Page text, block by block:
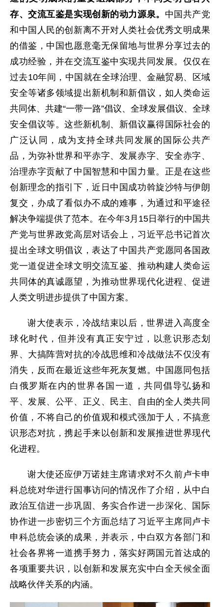
存、交流互鉴是实现创新的动力源泉。 中国共产党
和中国人民的创新离不开对人类社会优秀文明成果
的借鉴，中国也愿意毫无保留地与世界分享过去的
成功经验，并在交流互鉴中实现共同发展。仅仅在
过去10年间，中国就在全球治理、金融贸易、区域
安全等诸多领域提出新机制和新倡议，如人类命运
共同体、共建“一带一路”倡议、全球发展倡议、全球
安全倡议等。这些新机制、新倡议赢得国际社会的
广泛认同，成为支持全球共同发展的国际公共产
品，为弥补世界和平赤字、发展赤字、安全赤字、
治理赤字贡献了中国智慧和中国力量。正是在这些
创新理念的指引下，近日中国成功斡旋沙特与伊朗
复交，办成了看似办不成的难事，为通过和平途径
解决争端提供了范本。在今年3月15日举行的中国共
产党与世界政党高层对话会上，习近平总书记首次
提出全球文明倡议，表达了中国共产党愿同各国政
党一道促进全球文明交流互鉴、推动构建人类命运
共同体的真诚愿望，为推动世界现代化进程、促进
人类文明进步提供了中国方案。
谢大使表示，冷战结束以后，世界进入高度全
球化时代，但并没有真正安宁过，以意识形态划
界、大搞阵营对抗的冷战思维和冷战做法不仅没有
消失，反而在最近这些年死灰复燃。中国愿同包括
白俄罗斯在内的世界各国一道，共同倡导弘扬和
平、发展、公平、正义、民主、自由的全人类共同
价值，不将自己的价值观和模式强加于人，不搞意
识形态对抗，携起手来以创新和发展推进世界现代
化进程。
谢大使还应伊万诺娃主席请求对不久前卢卡申
科总统对华进行国事访问的情况作了介绍，从中白
政治互信进一步巩固、务实合作进一步深化、国际
协作进一步密切三个方面总结了习近平主席同卢卡
申科总统会谈的成果，并表示，中白双方各部门和
社会各界将一道携手努力，落实好两国元首达成的
各项重要共识，以创新和发展充实中白全天候全面
战略伙伴关系的内涵。